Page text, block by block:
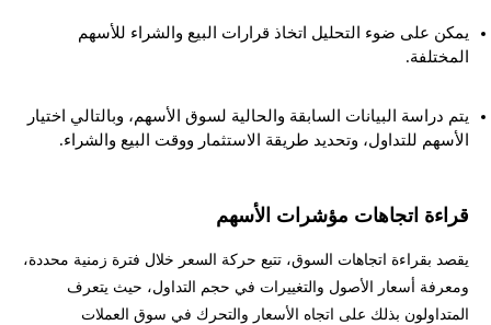
يمكن على ضوء التحليل اتخاذ قرارات البيع والشراء للأسهم
المختلفة.
يتم دراسة البيانات السابقة والحالية لسوق الأسهم، وبالتالي اختيار
الأسهم للتداول، وتحديد طريقة الاستثمار ووقت البيع والشراء.
قراءة اتجاهات مؤشرات الأسهم
يقصد بقراءة اتجاهات السوق، تتبع حركة السعر خلال فترة زمنية محددة،
ومعرفة أسعار الأصول والتغييرات في حجم التداول، حيث يتعرف
المتداولون بذلك على اتجاه الأسعار والتحرك في سوق العملات